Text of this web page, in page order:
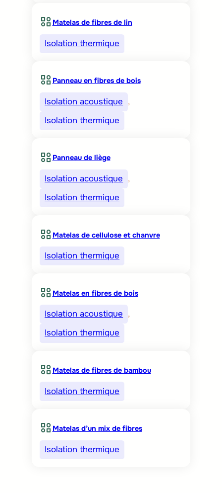
Matelas de fibres de lin
Isolation thermique
Panneau en fibres de bois
Isolation acoustique ,
Isolation thermique
Panneau de liège
Isolation acoustique ,
Isolation thermique
Matelas de cellulose et chanvre
Isolation thermique
Matelas en fibres de bois
Isolation acoustique ,
Isolation thermique
Matelas de fibres de bambou
Isolation thermique
Matelas d’un mix de fibres
Isolation thermique